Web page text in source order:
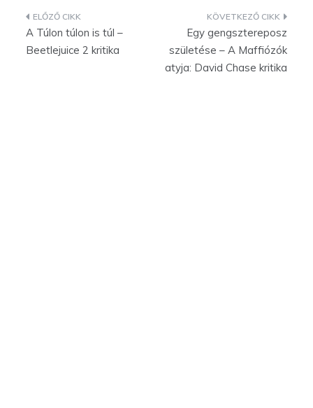
Bejegyzés
navigáció
A Túlon túlon is túl –
Beetlejuice 2 kritika
Egy gengsztereposz
születése – A Maffiózók
atyja: David Chase kritika